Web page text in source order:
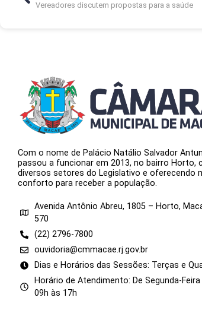
Vereadores discutem propostas para a saúde
Com o nome de Palácio Natálio Salvador
passou a funcionar em 2013, no bairro Horto,
diversos setores do Legislativo e oferecendo
conforto para receber a população.
Avenida Antônio Abreu, 1805 – Horto,
570
(22) 2796-7800
ouvidoria@cmmacae.rj.gov.br
Dias e Horários das Sessões: Terças e
Horário de Atendimento: De Segunda-
09h às 17h